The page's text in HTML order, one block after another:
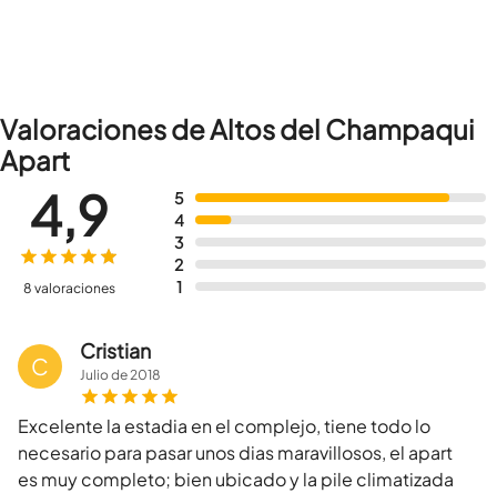
Valoraciones de Altos del Champaqui
Apart
5
4
3
2
1
4,9
8 valoraciones
C
Cristian
Juliode2018
Excelente la estadia en el complejo, tiene todo lo
necesario para pasar unos dias maravillosos, el apart
es muy completo; bien ubicado y la pile climatizada